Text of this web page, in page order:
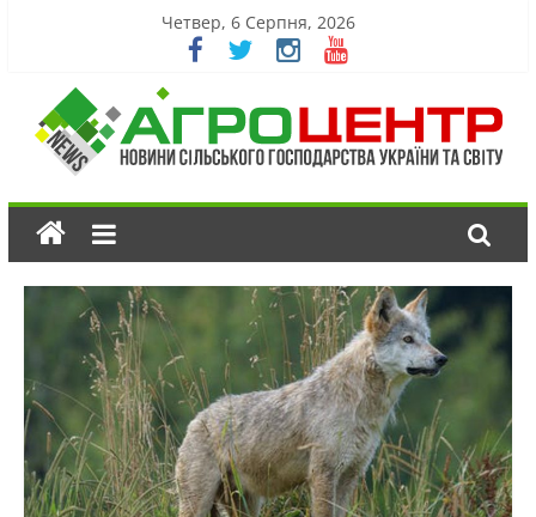
Четвер, 6 Серпня, 2026